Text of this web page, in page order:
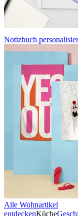
Notizbuch
Alle Wohnartikel
entdeckenKüche